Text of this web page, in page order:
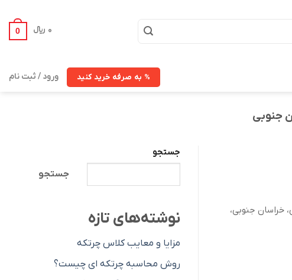
0 ﷼ 0
% به صرفه خرید کنید ورود / ثبت نام
جنوبی
خراسان جنوبی،
جستجو
جستجو
نوشته‌های تازه
مزایا و معایب کلاس چرتکه
روش محاسبه چرتکه ای چیست؟